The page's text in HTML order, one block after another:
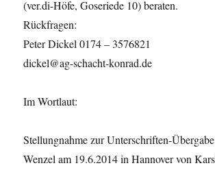
(ver.di-Höfe, Goseriede 10) beraten.
Rückfragen:
Peter Dickel 0174 – 3576821
dickel@ag-schacht-konrad.de
Im Wortlaut:
Stellungnahme zur Unterschriften-
Wenzel am 19.6.2014 in Hannover von